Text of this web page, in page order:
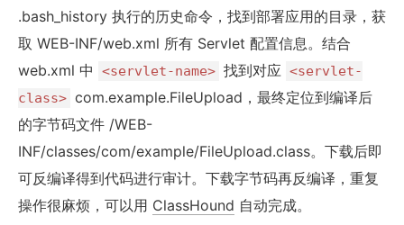
.bash_history 执行的历史命令，找到部署应用的目录，获
取 WEB-INF/web.xml 所有 Servlet 配置信息。结合
web.xml 中
<servlet-name> 找到对应 <servlet-
class> com.example.FileUpload，最终定位到编译后
的字节码文件 /WEB-
INF/classes/com/example/FileUpload.class。下载后即
可反编译得到代码进行审计。下载字节码再反编译，重复
操作很麻烦，可以用 ClassHound 自动完成。